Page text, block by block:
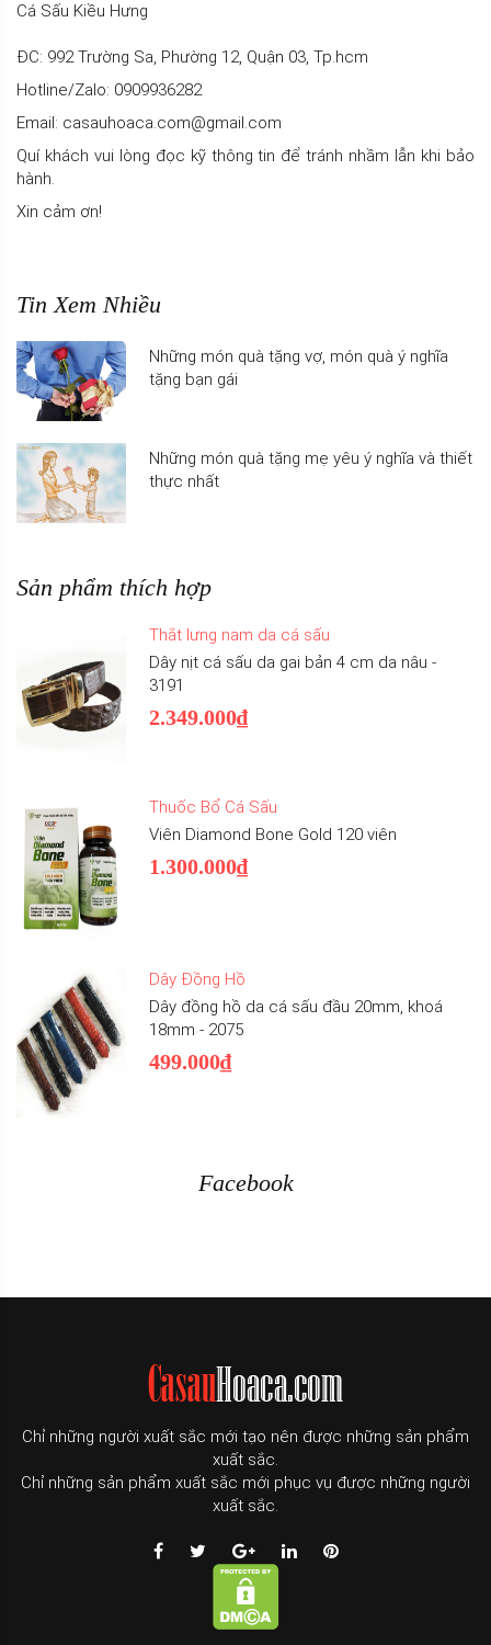
Cá Sấu Kiều Hưng
ĐC: 992 Trường Sa, Phường 12, Quận 03, Tp.hcm
Hotline/Zalo: 0909936282
Email: casauhoaca.com@gmail.com
Quí khách vui lòng đọc kỹ thông tin để tránh nhầm lẫn khi bảo
hành.
Xin cảm ơn!
Tin Xem Nhiều
Những món quà tặng vợ, món quà ý nghĩa
tặng bạn gái
Những món quà tặng mẹ yêu ý nghĩa và thiết
thực nhất
Sản phẩm thích hợp
Thắt lưng nam da cá sấu
Dây nịt cá sấu da gai bản 4 cm da nâu -
3191
2.349.000₫
Thuốc Bổ Cá Sấu
Viên Diamond Bone Gold 120 viên
1.300.000₫
Dây Đồng Hồ
Dây đồng hồ da cá sấu đầu 20mm, khoá
18mm - 2075
499.000₫
Facebook
Chỉ những người xuất sắc mới tạo nên được những sản phẩm
xuất sắc.
Chỉ những sản phẩm xuất sắc mới phục vụ được những người
xuất sắc.